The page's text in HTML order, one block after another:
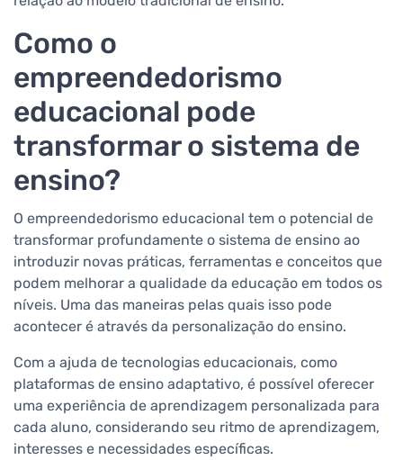
Como o
empreendedorismo
educacional pode
transformar o sistema de
ensino?
O empreendedorismo educacional tem o potencial de
transformar profundamente o sistema de ensino ao
introduzir novas práticas, ferramentas e conceitos que
podem melhorar a qualidade da educação em todos os
níveis. Uma das maneiras pelas quais isso pode
acontecer é através da personalização do ensino.
Com a ajuda de tecnologias educacionais, como
plataformas de ensino adaptativo, é possível oferecer
uma experiência de aprendizagem personalizada para
cada aluno, considerando seu ritmo de aprendizagem,
interesses e necessidades específicas.